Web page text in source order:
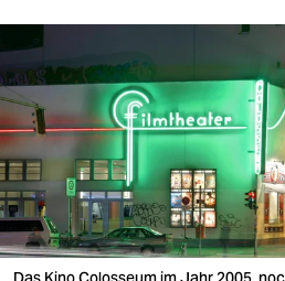
sport
berlin
nord
wahrheit
verlag